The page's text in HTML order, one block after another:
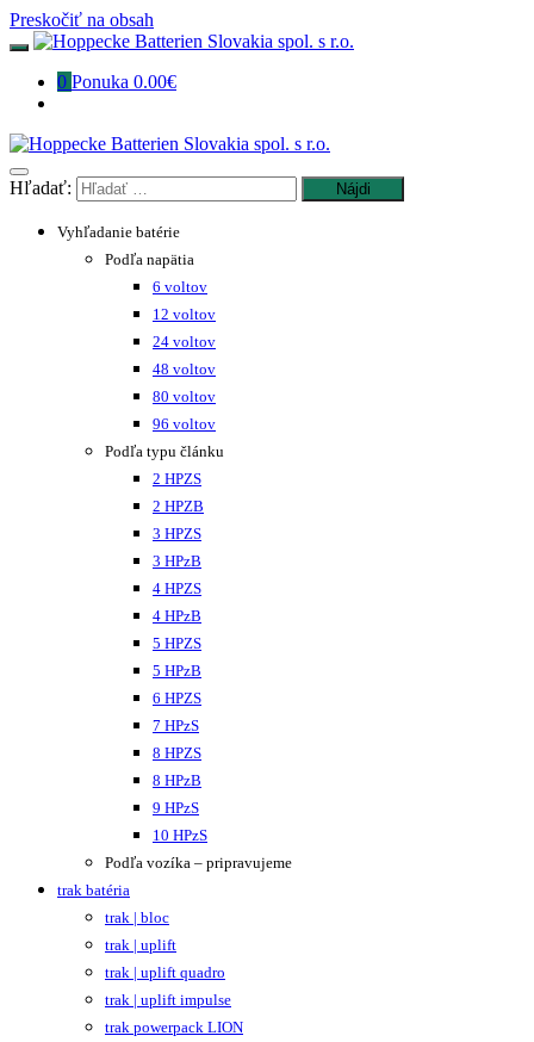
Preskočiť na obsah
0 Ponuka 0.00€
Hľadať:
Vyhľadanie batérie
Podľa napätia
6 voltov
12 voltov
24 voltov
48 voltov
80 voltov
96 voltov
Podľa typu článku
2 HPZS
2 HPZB
3 HPZS
3 HPzB
4 HPZS
4 HPzB
5 HPZS
5 HPzB
6 HPZS
7 HPzS
8 HPZS
8 HPzB
9 HPzS
10 HPzS
Podľa vozíka – pripravujeme
trak batéria
trak | bloc
trak | uplift
trak | uplift quadro
trak | uplift impulse
trak powerpack LION